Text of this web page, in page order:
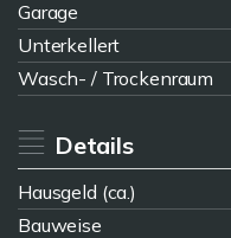
Garage
Unterkellert
Wasch- / Trockenraum
Details
Hausgeld (ca.)
Bauweise